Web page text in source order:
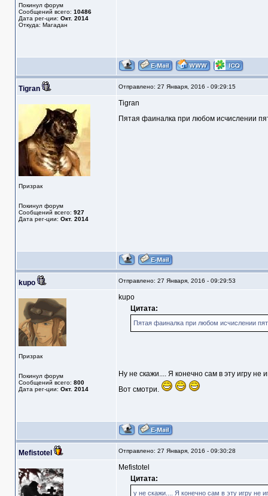
Покинул форум
Сообщений всего: 10486
Дата рег-ции: Окт. 2014
Откуда: Магадан
Tigran Отправлено: 27 Января, 2016 - 09:29:15
Призрак
Покинул форум
Сообщений всего: 927
Дата рег-ции: Окт. 2014
Tigran
Пятая фаиналка при любом исчислении
kupo Отправлено: 27 Января, 2016 - 09:29:53
Призрак
Покинул форум
Сообщений всего: 800
Дата рег-ции: Окт. 2014
kupo
Цитата:
Пятая фаиналка при любом исчислении
Ну не скажи.... Я конечно сам в эту игру не
Вот смотри.
Mefistotel Отправлено: 27 Января, 2016 - 09:30:28
Mefistotel
Цитата:
у не скажи.... Я конечно сам в эту игру не